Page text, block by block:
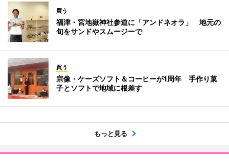
買う
福津・宮地嶽神社参道に「アンドネオラ」 地元の
旬をサンドやスムージーで
買う
宗像・ケーズソフト＆コーヒーが1周年 手作り菓
子とソフトで地域に根差す
もっと見る